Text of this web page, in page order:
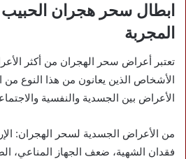
ابطال سحر هجران
المجربة
تعتبر أعراض سحر الهجران من أكثر
الأشخاص الذين يعانون من هذا النوع من
الأعراض بين الجسدية والنفسية
من الأعراض الجسدية لسحر الهجران:
فقدان الشهية، ضعف الجهاز المناعي،